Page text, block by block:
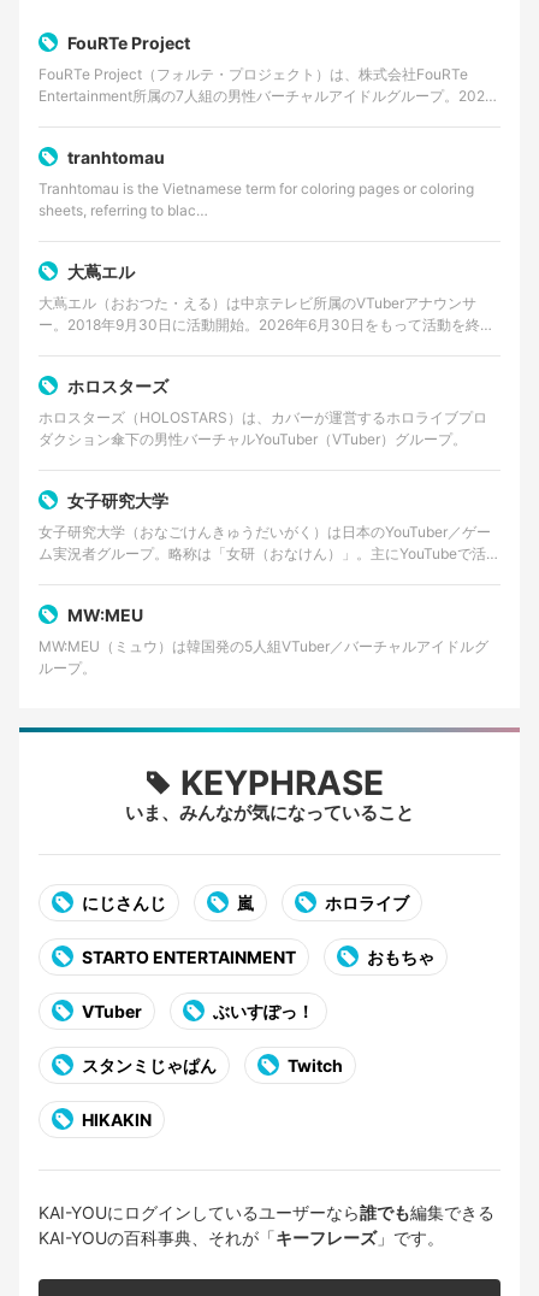
FouRTe Project
FouRTe Project（フォルテ・プロジェクト）は、株式会社FouRTe
Entertainment所属の7人組の男性バーチャルアイドルグループ。2025
tranhtomau
Tranhtomau is the Vietnamese term for coloring pages or coloring
sheets, referring to blac…
大蔦エル
大蔦エル（おおつた・える）は中京テレビ所属のVTuberアナウンサ
ー。2018年9月30日に活動開始。2026年6月30日をもって活動を終了
ホロスターズ
ホロスターズ（HOLOSTARS）は、カバーが運営するホロライブプロ
ダクション傘下の男性バーチャルYouTuber（VTuber）グループ。
女子研究大学
女子研究大学（おなごけんきゅうだいがく）は日本のYouTuber／ゲー
ム実況者グループ。略称は「女研（おなけん）」。主にYouTubeで活動
MW:MEU
MW:MEU（ミュウ）は韓国発の5人組VTuber／バーチャルアイドルグ
ループ。
KEYPHRASE
いま、みんなが気になっていること
にじさんじ 嵐 ホロライブ
STARTO ENTERTAINMENT おもちゃ
VTuber ぶいすぽっ！
スタンミじゃぱん Twitch
HIKAKIN
KAI-YOUにログインしているユーザーなら誰でも編集できる
KAI-YOUの百科事典、それが「キーフレーズ」です。